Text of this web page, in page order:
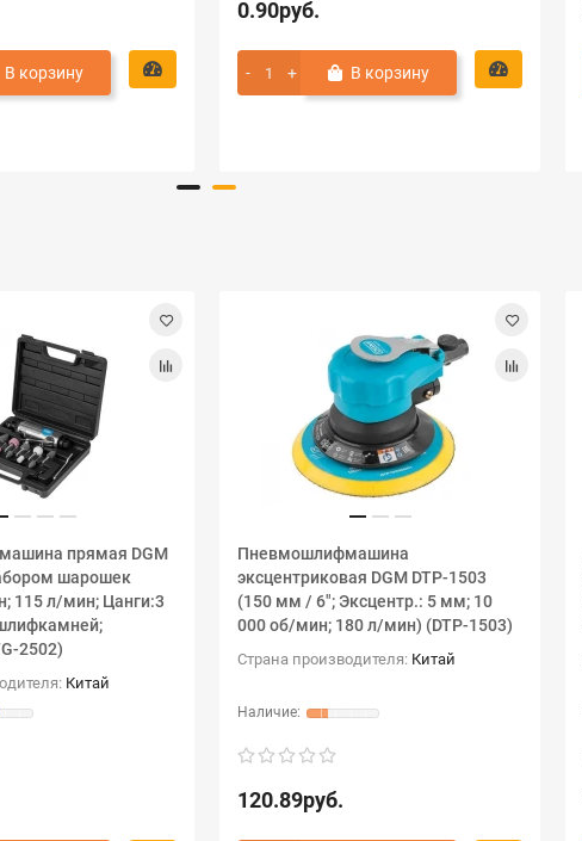
В корзину
0.90руб.
В корзину
прямая DGM
шарошек
115 л/мин; Цанги:3
2502)
Китай
Пневмошлифмашина
эксцентриковая DGM DTP-1503
(150 мм / 6"; Эксцентр.: 5 мм; 10
000 об/мин; 180 л/мин) (DTP-1503)
Страна производителя: Китай
120.89руб.